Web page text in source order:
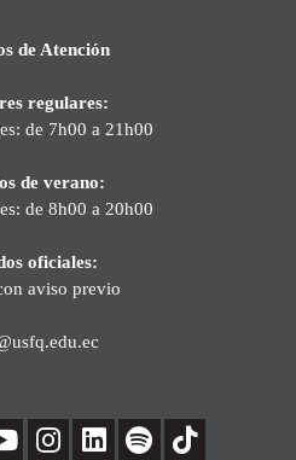
de Atención
regulares:
de 7h00 a 21h00
de verano:
de 8h00 a 20h00
oficiales:
aviso previo